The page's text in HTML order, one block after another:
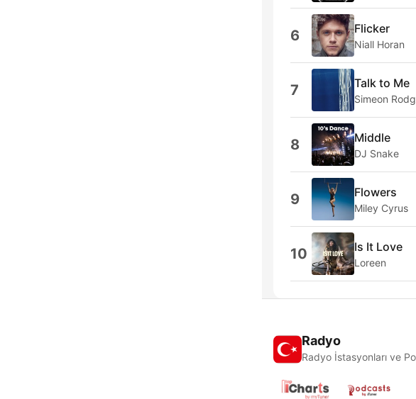
6 Flicker
Niall Horan
7 Talk to Me
Simeon
8 Middle
DJ Snake
9 Flowers
Miley Cyrus
10 Is It Love
Loreen
Radyo
Radyo İstasyonları ve